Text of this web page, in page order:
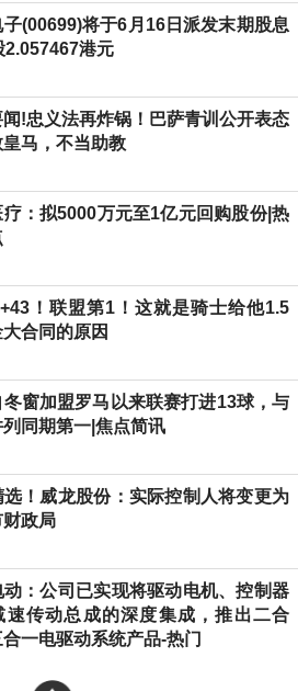
(00699)将于6月16日派发末期股息
2.057467港元
!忠义法再炸锅！巴萨青训公开表态
皇马，不当助教
疗：拟5000万元至1亿元回购股份|热
！联盟第1！这就是骑士给他1.5
合同的原因
窗加盟罗马以来联赛打进13球，与
同期第一|焦点简讯
选！威龙股份：实际控制人将变更为
政局
动：公司已实现将驱动电机、控制器
速传动总成的深度集成，推出二合
一电驱动系统产品-热门